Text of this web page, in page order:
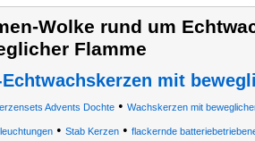
Wolke rund um
Flamme
Echtwachskerzen mit
Advents Dochte • Wachskerzen mit
• Stab Kerzen • flackernde